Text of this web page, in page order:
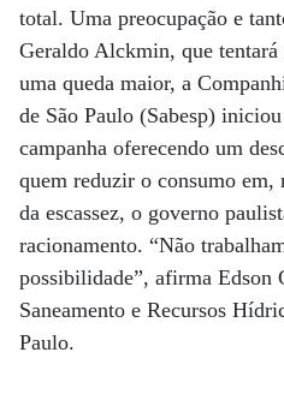
total. Uma preocupação e
Geraldo Alckmin, que tentará
uma queda maior, a
de São Paulo (Sabesp)
campanha oferecendo um
quem reduzir o consumo
da escassez, o governo
racionamento. “Não
possibilidade”, afirma Edson
Saneamento e Recursos
Paulo.